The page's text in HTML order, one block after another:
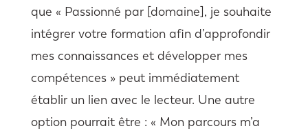
que « Passionné par [domaine], je souhaite
intégrer votre formation afin d’approfondir
mes connaissances et développer mes
compétences » peut immédiatement
établir un lien avec le lecteur. Une autre
option pourrait être : « Mon parcours m’a